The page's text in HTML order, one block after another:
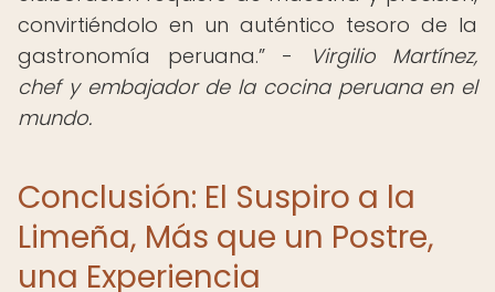
convirtiéndolo en un auténtico tesoro de la
gastronomía peruana.” -
Virgilio Martínez,
chef y embajador de la cocina peruana en el
mundo.
Conclusión: El Suspiro a la
Limeña, Más que un Postre,
una Experiencia